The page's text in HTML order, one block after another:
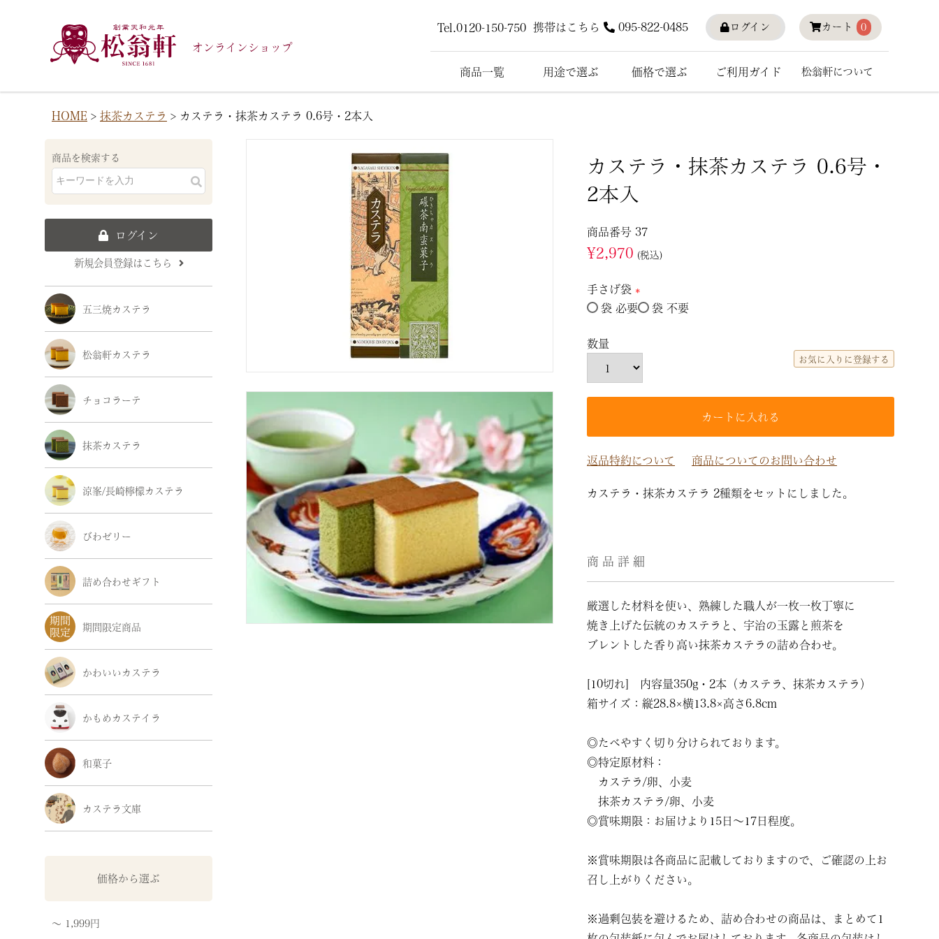
オンラインショップ
Tel.0120-150-750 携帯はこちら 095-822-0485 ログイン カート 0
商品一覧 用途で選ぶ 価格で選ぶ ご利用ガイド 松翁軒について
HOME 抹茶カステラ カステラ・抹茶カステラ 0.6号・2本入
商品を検索する
ログイン
新規会員登録はこちら
五三焼カステラ
松翁軒カステラ
チョコラーテ
抹茶カステラ
涼峯/長崎檸檬カステラ
びわゼリー
詰め合わせギフト
期間限定商品
かわいいカステラ
かもめカステイラ
和菓子
カステラ文庫
価格から選ぶ
〜 1,999円
カステラ・抹茶カステラ 0.6号・
2本入
商品番号 37
¥2,970 税込
手さげ袋
(必
袋 必要 袋 不要
お気に入りに登録する
カートに入れる
返品特約について 商品についてのお問い合わせ
カステラ・抹茶カステラ 2種類をセットにしました。
商品詳細
厳選した材料を使い、熟練した職人が一枚一枚丁寧に
焼き上げた伝統のカステラと、宇治の玉露と煎茶を
ブレントした香り高い抹茶カステラの詰め合わせ。
[10切れ] 内容量350g・2本（カステラ、抹茶カステラ）
箱サイズ：縦28.8×横13.8×高さ6.8cm
◎たべやすく切り分けられております。
◎特定原材料：
カステラ/卵、小麦
抹茶カステラ/卵、小麦
◎賞味期限：お届けより15日～17日程度。
※賞味期限は各商品に記載しておりますので、ご確認の上お
召し上がりください。
※過剰包装を避けるため、詰め合わせの商品は、まとめて1